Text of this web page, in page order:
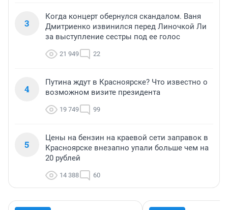
3
Когда концерт обернулся скандалом. Ваня
Дмитриенко извинился перед Линочкой Ли
за выступление сестры под ее голос
21 949 22
4
Путина ждут в Красноярске? Что известно о
возможном визите президента
19 749 99
5
Цены на бензин на краевой сети заправок в
Красноярске внезапно упали больше чем на
20 рублей
14 388 60